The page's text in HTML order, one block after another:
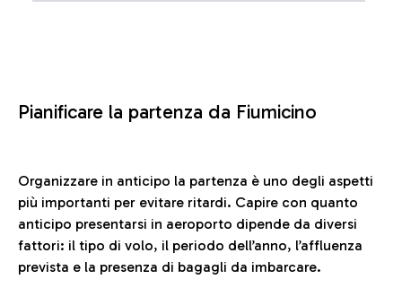
Pianificare la partenza da Fiumicino
Organizzare in anticipo la partenza è uno degli aspetti
più importanti per evitare ritardi. Capire con quanto
anticipo presentarsi in aeroporto dipende da diversi
fattori: il tipo di volo, il periodo dell’anno, l’affluenza
prevista e la presenza di bagagli da imbarcare.